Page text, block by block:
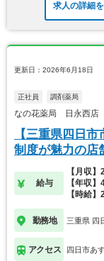
求人の詳細
更新日：2026年6月18日
正社員 調剤薬局
なの花薬局 日永西店
【三重県四日
制度が魅力の店
給与
【月収
【年収
【時給
勤務地 三重県 四
アクセス 四日市あ